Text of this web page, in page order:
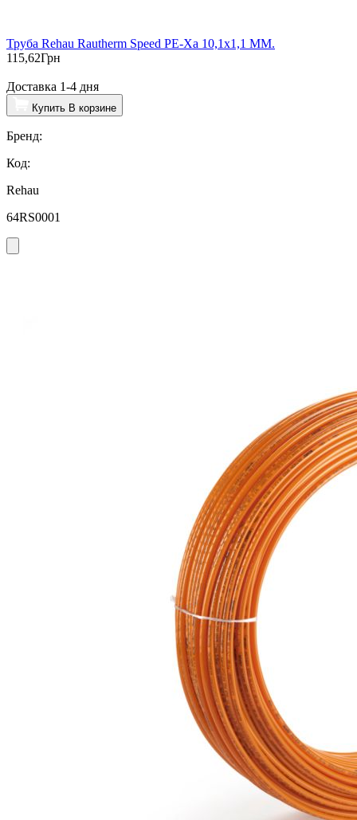
Труба Rehau Rautherm Speed PE-Xa 10,1х1,1 ММ.
115,62Грн
Доставка 1-4 дня
Купить В корзине
Бренд:
Код:
Rehau
64RS0001